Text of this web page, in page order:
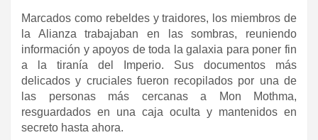
Marcados como rebeldes y traidores, los miembros de
la Alianza trabajaban en las sombras, reuniendo
información y apoyos de toda la galaxia para poner fin
a la tiranía del Imperio. Sus documentos más
delicados y cruciales fueron recopilados por una de
las personas más cercanas a Mon Mothma,
resguardados en una caja oculta y mantenidos en
secreto hasta ahora.